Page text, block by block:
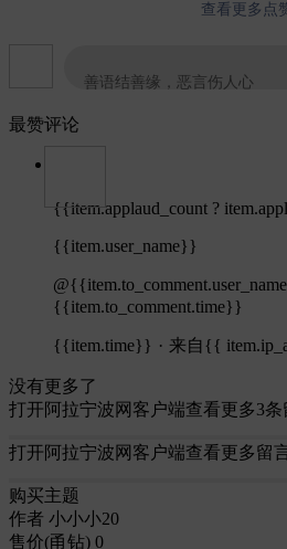
查看更多点
善语结善缘，恶言伤人心
最赞评论
{{item.applaud_count ?
{{item.user_name}}
{{item.to_comment.time}}
{{item.time}} · 来自{{
没有更多了
打开阿拉宁波网客户端查看更多3条
打开阿拉宁波网客户端查看更多留
购买主题
作者 小小小20
售价(甬钻) 0